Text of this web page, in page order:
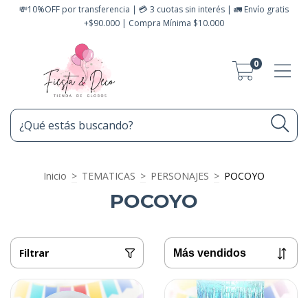
💸10%OFF por transferencia | 💳 3 cuotas sin interés | 🚛 Envío gratis
+$90.000 | Compra Mínima $10.000
0
Inicio > TEMATICAS > PERSONAJES > POCOYO
POCOYO
Filtrar